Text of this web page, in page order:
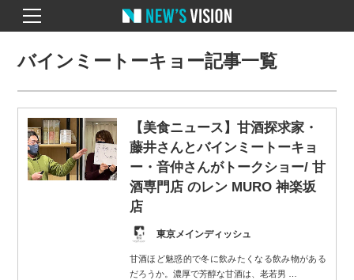
バインミートーキョー記事一覧
【美食ニュース】甘酒探求家・
藤井さんとバインミートーキョ
ー・音仲さんがトークショー/ 甘
酒専門店 のレン MURO 神楽坂
店
東京メインディッシュ
甘酒ほど魅惑的で冬に飲みたくなる飲み物がある
だろうか。濃厚で芳醇な甘酒は、老若男